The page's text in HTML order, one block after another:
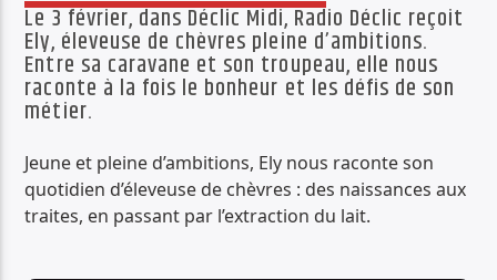
Radio Déclic
Le 3 février, dans Déclic Midi, Radio Déclic reçoit
Ely, éleveuse de chèvres pleine d’ambitions.
Entre sa caravane et son troupeau, elle nous
raconte à la fois le bonheur et les défis de son
métier.
Jeune et pleine d’ambitions, Ely nous raconte son
quotidien d’éleveuse de chèvres : des naissances aux
traites, en passant par l’extraction du lait.